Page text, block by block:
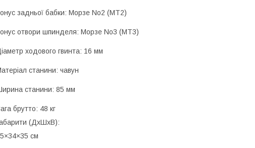
задньої бабки: Морзе No2 (MT2)
отвори шпинделя: Морзе No3 (MT3)
ходового гвинта: 16 мм
станини: чавун
станини: 85 мм
брутто: 48 кг
(ДхШхВ):
см